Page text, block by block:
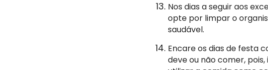
Nos dias a seguir aos
opte por limpar o
saudável.
Encare os dias de festa
deve ou não comer,